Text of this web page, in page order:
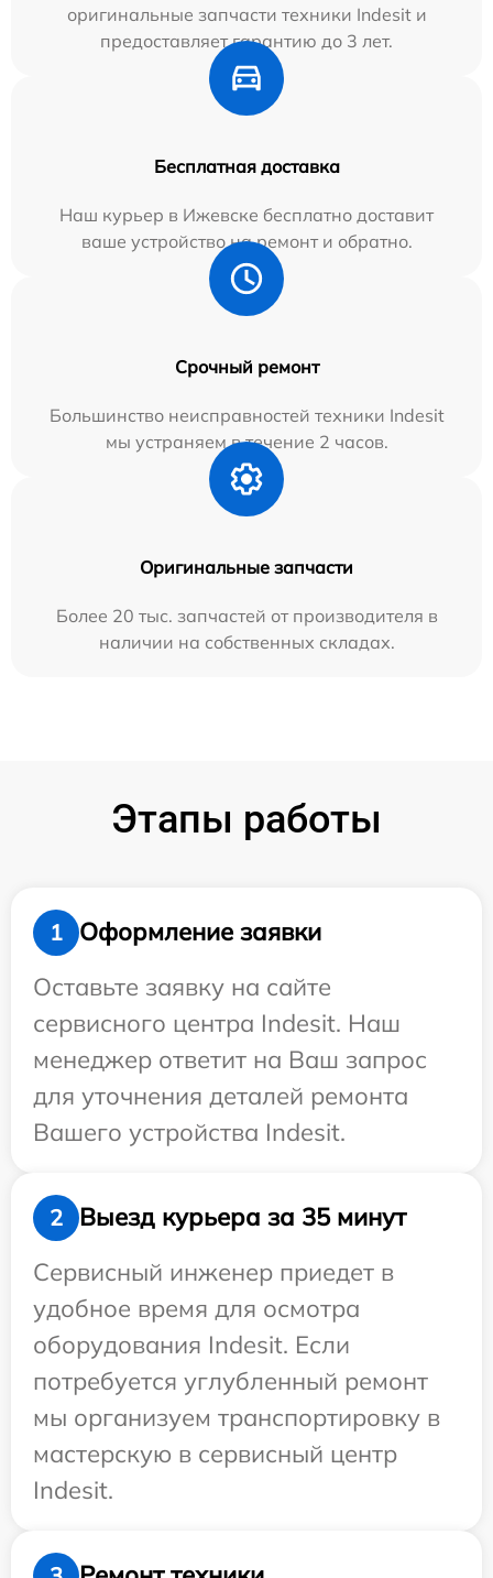
оригинальные запчасти техники Indesit и
предоставляет гарантию до 3 лет.
Бесплатная доставка
Наш курьер в Ижевске бесплатно доставит
ваше устройство на ремонт и обратно.
Срочный ремонт
Большинство неисправностей техники Indesit
мы устраняем в течение 2 часов.
Оригинальные запчасти
Более 20 тыс. запчастей от производителя в
наличии на собственных складах.
Этапы работы
1
Оформление заявки
Оставьте заявку на сайте
сервисного центра Indesit. Наш
менеджер ответит на Ваш запрос
для уточнения деталей ремонта
Вашего устройства Indesit.
2
Выезд курьера за 35 минут
Сервисный инженер приедет в
удобное время для осмотра
оборудования Indesit. Если
потребуется углубленный ремонт
мы организуем транспортировку в
мастерскую в сервисный центр
Indesit.